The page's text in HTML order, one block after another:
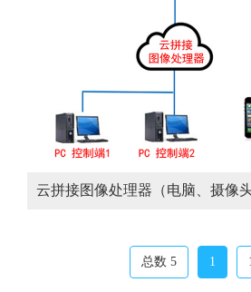
云拼接图像处理器（电脑、摄像
总数 5 1